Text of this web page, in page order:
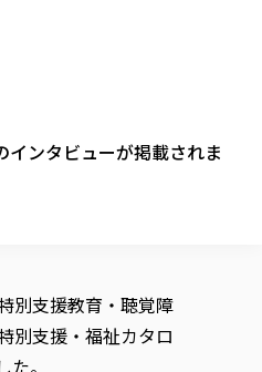
ン
に関する基本方針
防止等に関する対応
東北福祉大学通信」
科
サポート
ポート
紹介
students
社会連携・研究 TOP
インタビューが掲載されま
別支援教育・聴覚障
別支援・福祉カタロ
。